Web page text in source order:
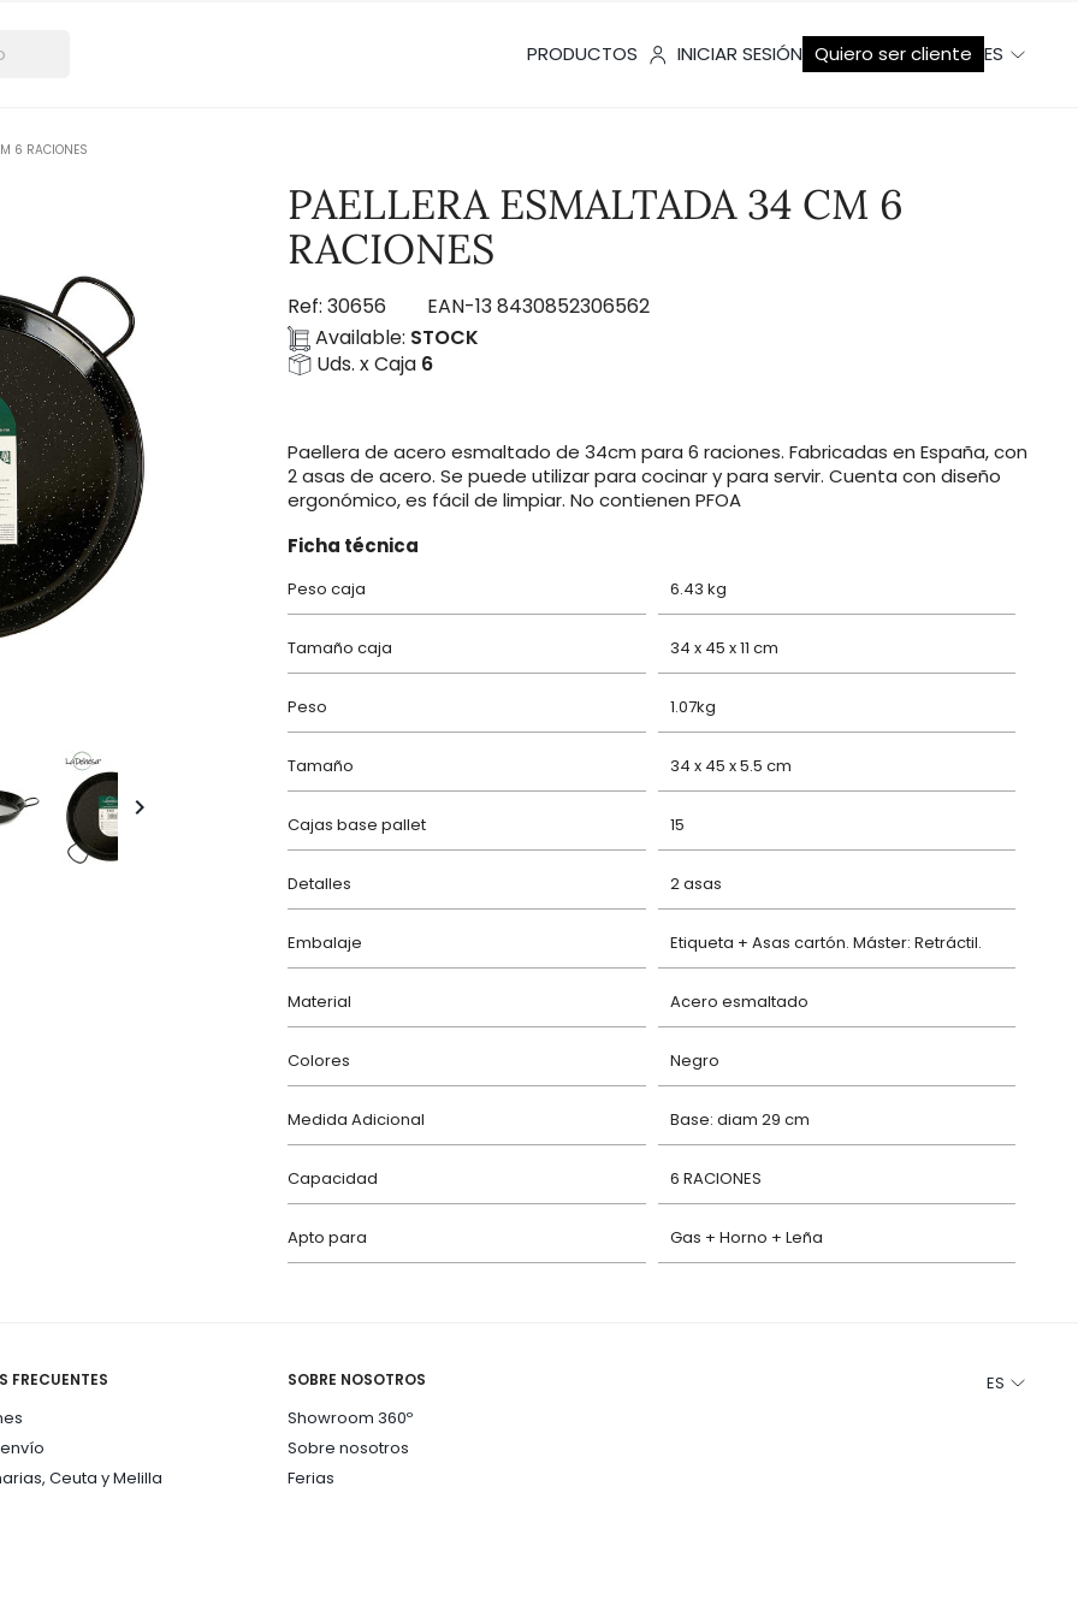
PRODUCTOS INICIAR SESIÓN Quiero ser cliente ES
6 RACIONES

PAELLERA ESMALTADA 34 CM 6
RACIONES
Ref: 30656 EAN-138430852306562
Available: STOCK
Uds. x Caja 6
Paellera de acero esmaltado de 34cm para 6 raciones. Fabricadas en España, con
2 asas de acero. Se puede utilizar para cocinar y para servir. Cuenta con diseño
ergonómico, es fácil de limpiar. No contienen PFOA
Ficha técnica
Peso caja 6.43 kg
Tamaño caja 34 x 45 x 11 cm
Peso 1.07kg
Tamaño 34 x 45 x 5.5 cm
Cajas base pallet 15
Detalles 2 asas
Embalaje Etiqueta + Asas cartón. Máster: Retráctil.
Material Acero esmaltado
Colores Negro
Medida Adicional Base: diam 29 cm
Capacidad 6 RACIONES
Apto para Gas + Horno + Leña
FRECUENTES
Ceuta y Melilla
SOBRE NOSOTROS
Showroom 360º
Sobre nosotros
Ferias
ES